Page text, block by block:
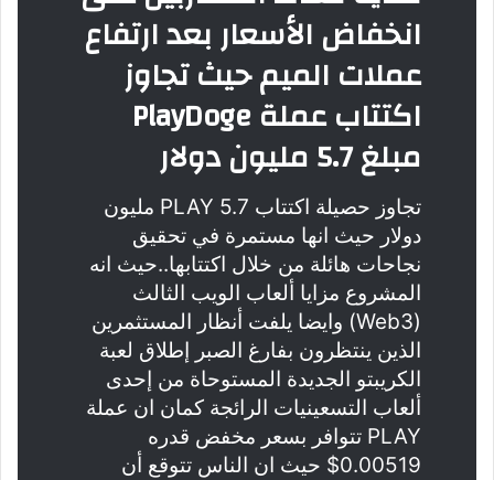
انخفاض الأسعار بعد ارتفاع
عملات الميم حيث تجاوز
اكتتاب عملة PlayDoge
مبلغ 5.7 مليون دولار
تجاوز حصيلة اكتتاب PLAY 5.7 مليون
دولار حيث انها مستمرة في تحقيق
نجاحات هائلة من خلال اكتتابها..حيث انه
المشروع مزايا ألعاب الويب الثالث
(Web3) وايضا يلفت أنظار المستثمرين
الذين ينتظرون بفارغ الصبر إطلاق لعبة
الكريبتو الجديدة المستوحاة من إحدى
ألعاب التسعينيات الرائجة كمان ان عملة
PLAY تتوافر بسعر مخفض قدره
0.00519$ حيث ان الناس تتوقع أن